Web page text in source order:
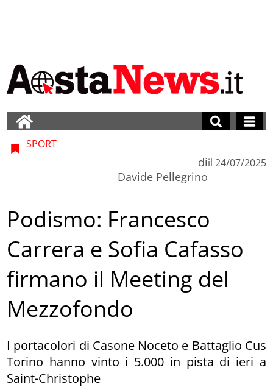
SPORT
di
Davide Pellegrino
il 24/07/2025
Podismo: Francesco
Carrera e Sofia Cafasso
firmano il Meeting del
Mezzofondo
I portacolori di Casone Noceto e Battaglio Cus
Torino hanno vinto i 5.000 in pista di ieri a
Saint-Christophe